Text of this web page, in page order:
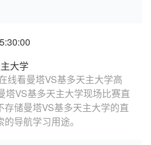
大学
线看曼塔VS基多天主大学高
塔VS基多天主大学现场比赛直
储曼塔VS基多天主大学的直
导航学习用途。